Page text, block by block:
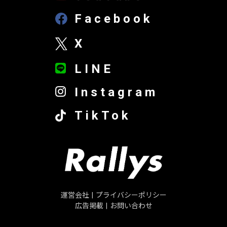
Facebook
X
LINE
Instagram
TikTok
運営会社
プライバシーポリシー
広告掲載
お問い合わせ